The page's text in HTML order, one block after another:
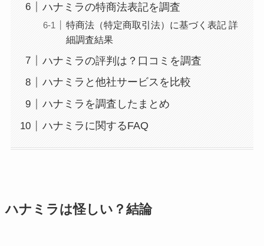
ハナミラの特商法表記を調査
特商法（特定商取引法）に基づく表記 詳
細調査結果
ハナミラの評判は？口コミを調査
ハナミラと他社サービスを比較
ハナミラを調査したまとめ
ハナミラに関するFAQ
ハナミラは怪しい？結論